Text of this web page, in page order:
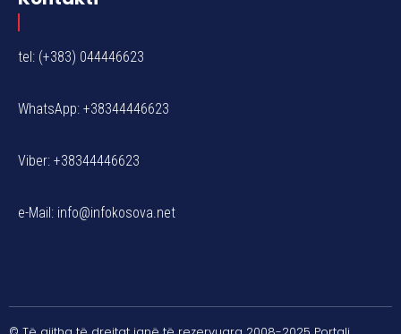
tel: (+383) 044446623
WhatsApp: +38344446623
Viber: +38344446623
e-Mail: info@infokosova.net